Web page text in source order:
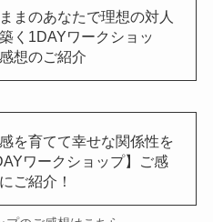
ままのあなたで理想の対人
く1DAYワークショッ
想のご紹介
感を育てて幸せな関係性を
ワークショップ】ご感
ご紹介！